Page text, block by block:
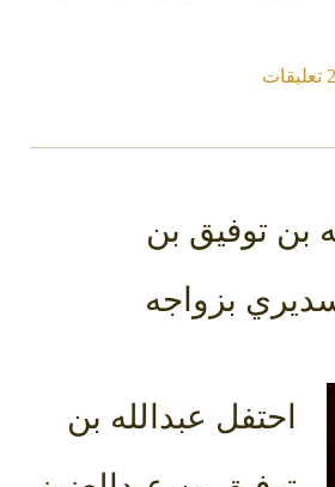
2 تعليقات
بن توفيق بن
بزواجه
احتفل عبدالله بن